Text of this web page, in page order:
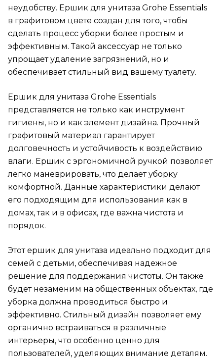
неудобству. Ершик для унитаза Grohe Essentials
в графитовом цвете создан для того, чтобы
сделать процесс уборки более простым и
эффективным. Такой аксессуар не только
упрощает удаление загрязнений, но и
обеспечивает стильный вид вашему туалету.
Ершик для унитаза Grohe Essentials
представляется не только как инструмент
гигиены, но и как элемент дизайна. Прочный
графитовый материал гарантирует
долговечность и устойчивость к воздействию
влаги. Ершик с эргономичной ручкой позволяет
легко маневрировать, что делает уборку
комфортной. Данные характеристики делают
его подходящим для использования как в
домах, так и в офисах, где важна чистота и
порядок.
Этот ершик для унитаза идеально подходит для
семей с детьми, обеспечивая надежное
решение для поддержания чистоты. Он также
будет незаменим на общественных объектах, где
уборка должна проводиться быстро и
эффективно. Стильный дизайн позволяет ему
органично встраиваться в различные
интерьеры, что особенно ценно для
пользователей, уделяющих внимание деталям.